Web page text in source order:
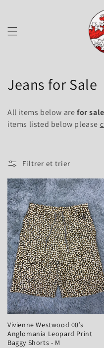
contenu
C
l
e
c
t
i
o
n
:
Jeans for Sale
All items below arefor sale
items listed below please
Filtrer et trier
Vivienne Westwood 00’s
Anglomania Leopard Print
Baggy Shorts - M